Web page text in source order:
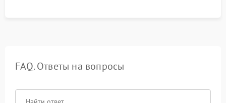
FAQ. Ответы на вопросы